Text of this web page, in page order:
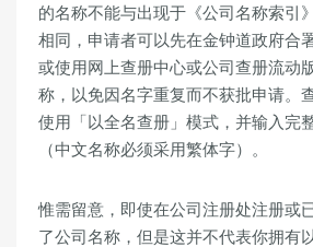
的名称不能与出现于《公司名称索引
相同，申请者可以先在金钟道政府合
或使用网上查册中心或公司查册流动
称，以免因名字重复而不获批申请。
使用「以全名查册」模式，并输入完
（中文名称必须采用繁体字）。
惟需留意，即使在公司注册处注册或
了公司名称，但是这并不代表你拥有